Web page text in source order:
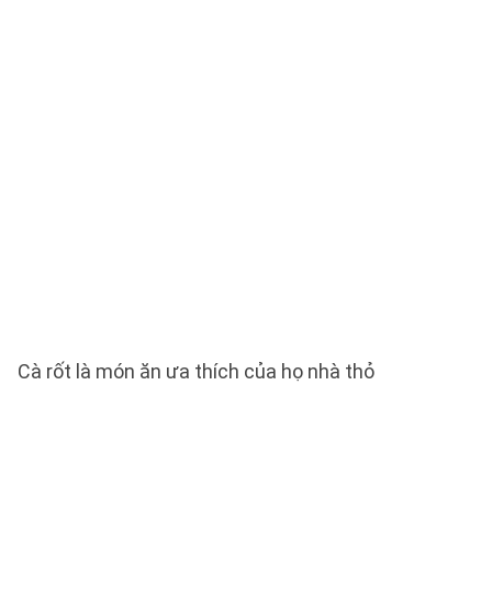
Cà rốt là món ăn ưa thích của họ nhà thỏ